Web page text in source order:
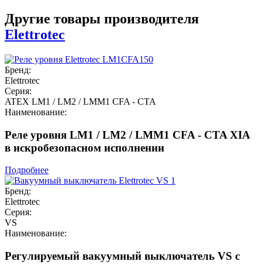
Другие товары производителя
Elettrotec
Бренд:
Elettrotec
Серия:
ATEX LM1 / LM2 / LMM1 CFA - CTA
Наименование:
Реле уровня LM1 / LM2 / LMM1 CFA - CTA XIA
в искробезопасном исполнении
Подробнее
Бренд:
Elettrotec
Серия:
VS
Наименование:
Регулируемый вакуумный выключатель VS с